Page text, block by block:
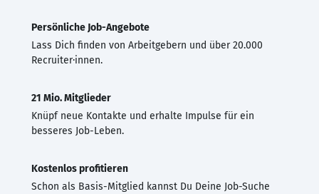
Persönliche Job-Angebote
Lass Dich finden von Arbeitgebern und über 20.000
Recruiter·innen.
21 Mio. Mitglieder
Knüpf neue Kontakte und erhalte Impulse für ein
besseres Job-Leben.
Kostenlos profitieren
Schon als Basis-Mitglied kannst Du Deine Job-Suche